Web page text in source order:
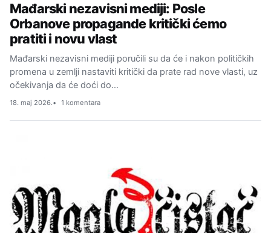
Mađarski nezavisni mediji: Posle
Orbanove propagande kritički ćemo
pratiti i novu vlast
Mađarski nezavisni mediji poručili su da će i nakon političkih
promena u zemlji nastaviti kritički da prate rad nove vlasti, uz
očekivanja da će doći do…
18. maj 2026. 1 komentara